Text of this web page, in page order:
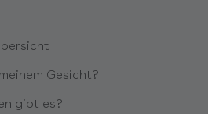
Gesicht?
gibt es?